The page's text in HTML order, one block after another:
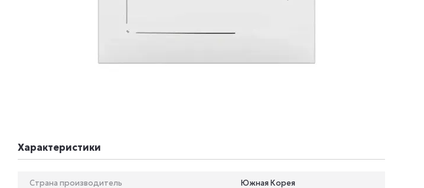
Характеристики
Страна производитель Южная Корея